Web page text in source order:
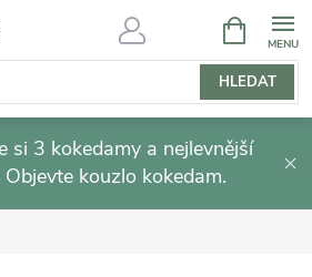
HLEDAT
NÁKUPNÍ
KOŠÍK
si 3 kokedamy a nejlevnější
kouzlo kokedam.